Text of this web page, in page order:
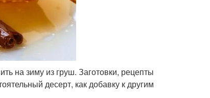
на зиму из груш. Заготовки, рецепты
десерт, как добавку к другим